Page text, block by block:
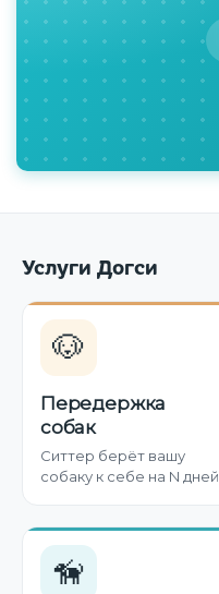
Услуги Догси
🐶
Передержка
собак
Ситтер берёт вашу
собаку к себе на N дней
🦮